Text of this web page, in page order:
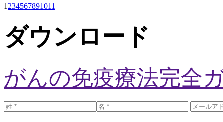
1 234567891011
ダウンロード
がんの免疫療法完全